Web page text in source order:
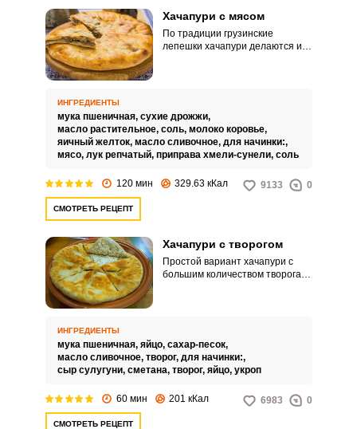
Хачапури с мясом
По традиции грузинские
лепешки хачапури делаются из
используется пресный или
острый творог, или сыр. Однако
ничто ведь не мешает немного
отойти от традиций и испечь
чтобы блюдо это получилось
ИНГРЕДИЕНТЫ
мука пшеничная, сухие дрожжи,
масло растительное, соль, молоко коровье,
яичный желток, масло сливочное, для начинки:,
мясо, лук репчатый, приправа хмели-сунели, соль
120 мин 329.63 кКал 9133 0
СМОТРЕТЬ РЕЦЕПТ
Хачапури с творогом
Простой вариант хачапури с
большим количеством творога и
ИНГРЕДИЕНТЫ
мука пшеничная, яйцо, сахар-песок,
масло сливочное, творог, для начинки:,
сыр сулугуни, сметана, творог, яйцо, укроп
60 мин 201 кКал 6983 0
СМОТРЕТЬ РЕЦЕПТ